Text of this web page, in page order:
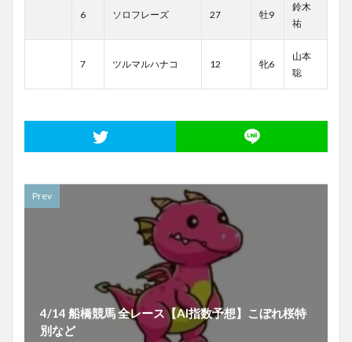
6 ソロフレーズ 27 牡9
鈴木
祐
7 ツルマルハナコ 12 牝6
山本
聡
Prev
4/14 船橋競馬 全レース【AI指数予想】こぼれ桜特
別など